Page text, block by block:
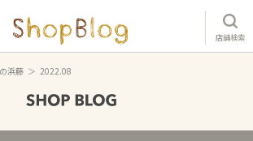
店舗検索
浜藤 2022.08